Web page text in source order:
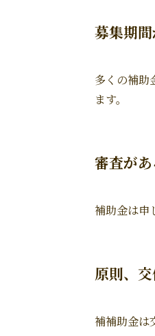
募集期
多くの補助
ます。
審査があ
補助金は申
原則、
補補助金は